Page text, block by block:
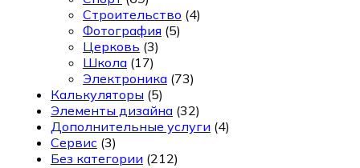
Строительство (4)
Фотография (5)
Церковь (3)
Школа (17)
Электроника (73)
Калькуляторы (5)
Элементы дизайна (32)
Дополнительные услуги (4)
Сервис (3)
Без категории (212)